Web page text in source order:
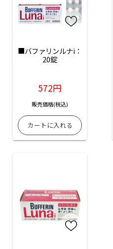
■バファリンルナi：
20錠
572円
販売価格(税込)